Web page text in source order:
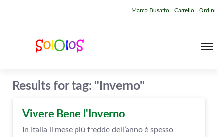
Marco Busatto Carrello Ordini
Results for tag: "Inverno"
Vivere Bene l'Inverno
In Italia il mese più freddo dell’anno è spesso